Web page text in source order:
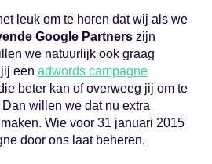
leuk om te horen dat wij als we
Google Partners zijn
we natuurlijk ook graag
een adwords campagne
beter kan of overweeg jij om te
willen we dat nu extra
Wie voor 31 januari 2015
door ons laat beheren,